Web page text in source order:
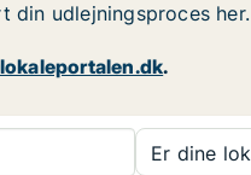
din udlejningsproces
.
Er dine